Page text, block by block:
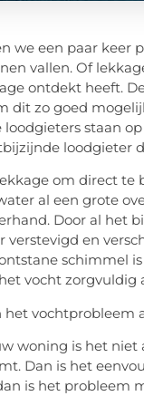
we een paar keer
vallen. Of
ontdekt heeft.
dit zo goed
loodgieters staan
loodgieter
om direct te
al een grote
Door al het
verstevigd en
schimmel
vocht zorgvuldig
het vochtprobleem
woning is het
Dan is het
is het probleem